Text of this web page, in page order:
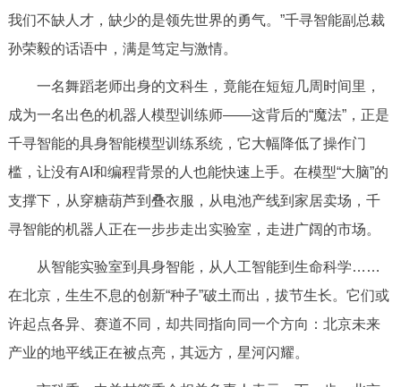
我们不缺人才，缺少的是领先世界的勇气。”千寻智能副总裁
孙荣毅的话语中，满是笃定与激情。
一名舞蹈老师出身的文科生，竟能在短短几周时间里，
成为一名出色的机器人模型训练师——这背后的“魔法”，正是
千寻智能的具身智能模型训练系统，它大幅降低了操作门
槛，让没有AI和编程背景的人也能快速上手。在模型“大脑”的
支撑下，从穿糖葫芦到叠衣服，从电池产线到家居卖场，千
寻智能的机器人正在一步步走出实验室，走进广阔的市场。
从智能实验室到具身智能，从人工智能到生命科学……
在北京，生生不息的创新“种子”破土而出，拔节生长。它们或
许起点各异、赛道不同，却共同指向同一个方向：北京未来
产业的地平线正在被点亮，其远方，星河闪耀。